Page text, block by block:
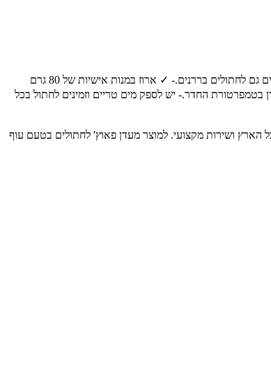
🐾 מיועד עבור:חתולים בכל הגילאים.✨ יתרונות מרכזיים:- ✓ עשוי מבשר עוף איכותי.- ✓ מכיל חלבון מן החי התורם לחיזוק השרירים.- ✓ מרקם רך ועסיסי, מתאים גם לחתולים בררנים.- ✓ ארוז במנות אישיות של 80 גרם
בטמפרטורת החדר.- יש לספק מים טריים וזמינים לחתול בכל
עם משלוח מהיר לכל הארץ ושירות מקצועי. למוצר מעדן פאוץ' לחתולים בטעם עוף